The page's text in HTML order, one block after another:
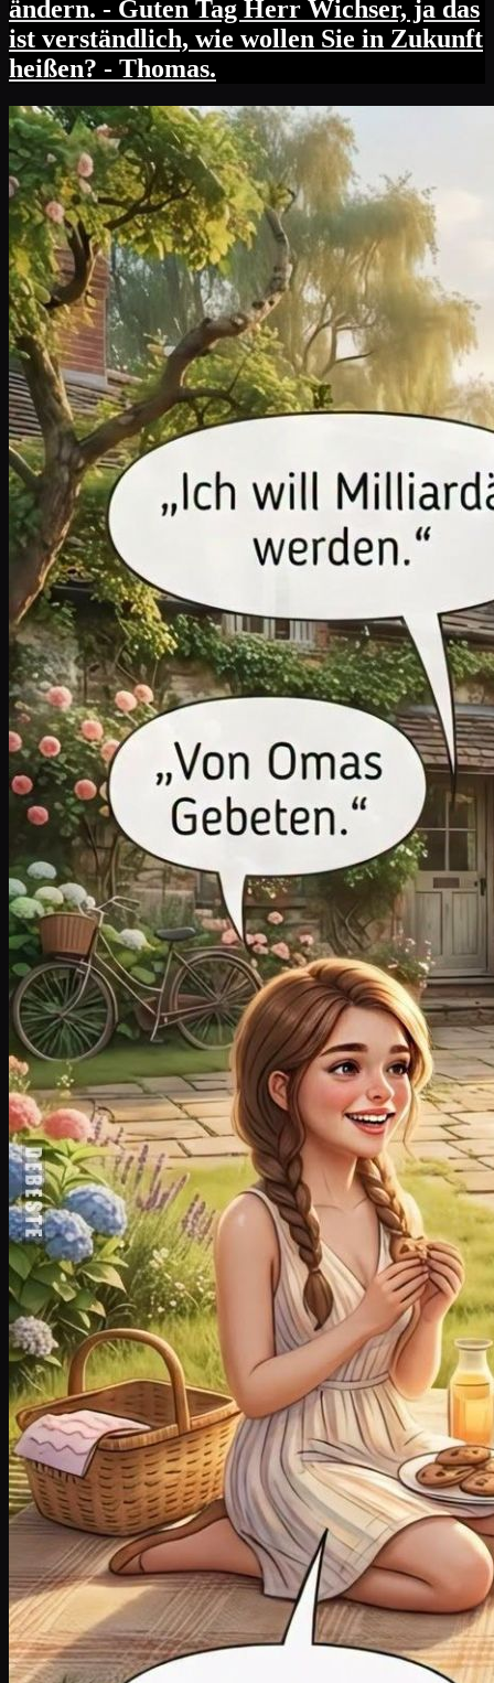
ändern. - Guten Tag Herr Wichser, ja das
ist verständlich, wie wollen Sie in Zukunft
heißen? - Thomas.